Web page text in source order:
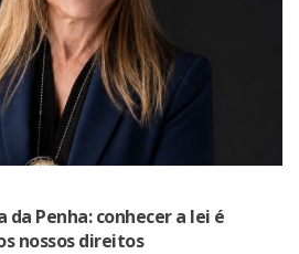
da Penha: conhecer a lei é
nossos direitos